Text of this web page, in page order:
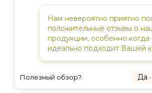
Нам невероятно приятно
положительные отзывы о
продукции, особенно когда
идеально подходит Вашей
Полезный обзор? Да